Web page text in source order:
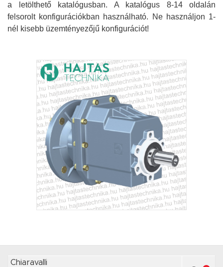
a letölthető katalógusban. A katalógus 8-14 oldalán
felsorolt konfigurációkban használható. Ne használjon 1-
nél kisebb üzemtényezőjű konfigurációt!
Chiaravalli